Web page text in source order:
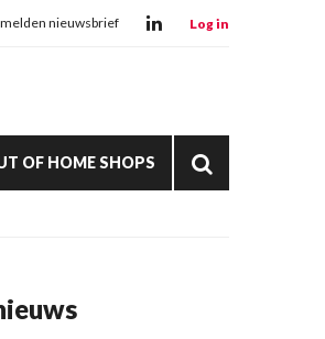
nieuwsbrief Log in
OF HOME SHOPS